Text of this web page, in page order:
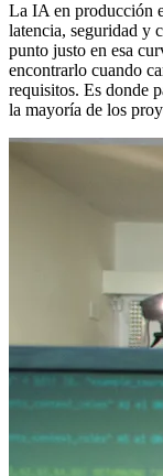
La IA en producción
latencia, seguridad y
punto justo en esa
encontrarlo cuando
requisitos. Es donde
la mayoría de los